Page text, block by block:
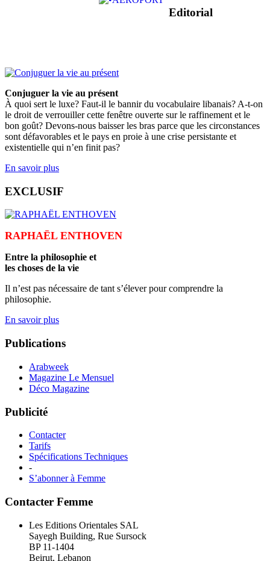
Editorial
Conjuguer la vie au présent
À quoi sert le luxe? Faut-il le bannir du vocabulaire libanais? A-t-on
le droit de verrouiller cette fenêtre ouverte sur le raffinement et le
bon goût? Devons-nous baisser les bras parce que les circonstances
sont défavorables et le pays en proie à une crise persistante et
existentielle qui n’en finit pas?
En savoir plus
EXCLUSIF
RAPHAËL ENTHOVEN
Entre la philosophie et
les choses de la vie
Il n’est pas nécessaire de tant s’élever pour comprendre la
philosophie.
En savoir plus
Publications
Arabweek
Magazine Le Mensuel
Déco Magazine
Publicité
Contacter
Tarifs
Spécifications Techniques
-
S’abonner à Femme
Contacter Femme
Les Editions Orientales SAL
Sayegh Building, Rue Sursock
BP 11-1404
Beirut, Lebanon